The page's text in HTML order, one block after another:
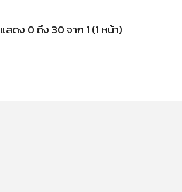
แสดง 0 ถึง 30 จาก 1 (1 หน้า)